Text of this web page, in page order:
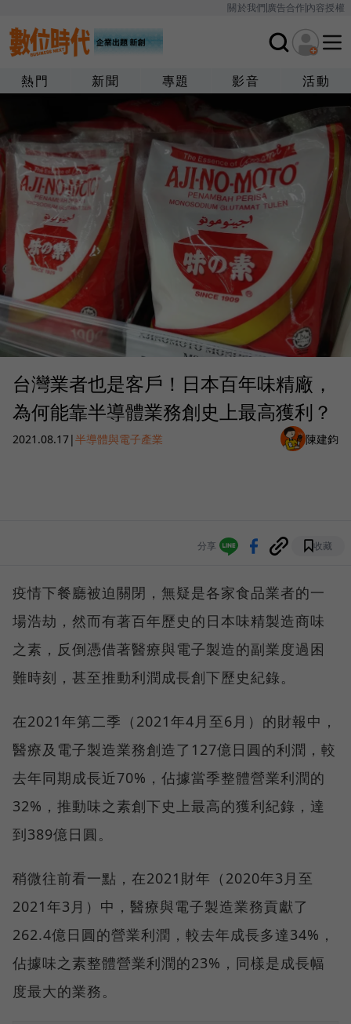
關於我們廣告合作內容授權
熱門 新聞 專題 影音 活動
台灣業者也是客戶！日本百年味精廠，
為何能靠半導體業務創史上最高獲利？
2021.08.17|半導體與電子產業 陳建鈞
分享 收藏
疫情下餐廳被迫關閉，無疑是各家食品業者的一
場浩劫，然而有著百年歷史的日本味精製造商味
之素，反倒憑借著醫療與電子製造的副業度過困
難時刻，甚至推動利潤成長創下歷史紀錄。
在2021年第二季（2021年4月至6月）的財報中，
醫療及電子製造業務創造了127億日圓的利潤，較
去年同期成長近70%，佔據當季整體營業利潤的
32%，推動味之素創下史上最高的獲利紀錄，達
到389億日圓。
稍微往前看一點，在2021財年（2020年3月至
2021年3月）中，醫療與電子製造業務貢獻了
262.4億日圓的營業利潤，較去年成長多達34%，
佔據味之素整體營業利潤的23%，同樣是成長幅
度最大的業務。